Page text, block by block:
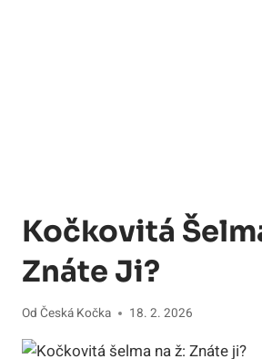
Kočkovitá
Znáte Ji?
Od Česká Kočka 18. 2. 2026